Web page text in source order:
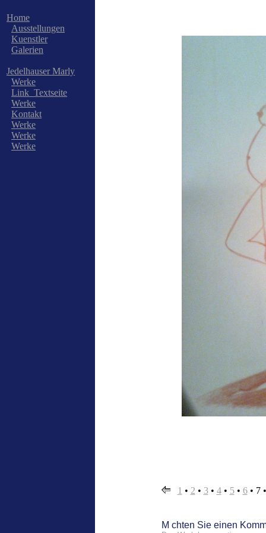
Home
Ausstellungen
Kuenstler
Galerien
Jedelhauser Marly
Werke
Link_Textseite
Werke
Kontakt
Werke
Werke
Werke
1 • 2 • 3• 4• 5• 6• 7
M chten Sie einen